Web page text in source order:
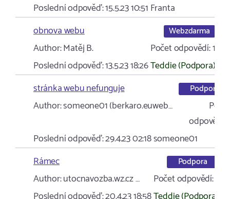
Poslední odpověď:15.5.23 10:51 Franta
obnova webu
Webzdarma
Author:Matěj B. Počet odpovědí:1
Poslední odpověď:13.5.23 18:26Teddie (Podpora)
stránka webu nefunguje
Podpora
Author:someone01 (berkaro.euweb…
odpovědí:
Poslední odpověď:29.4.23 02:18someone01
Rámec
Podpora
Author:utocnavozba.wz.cz … Počet odpovědí:1